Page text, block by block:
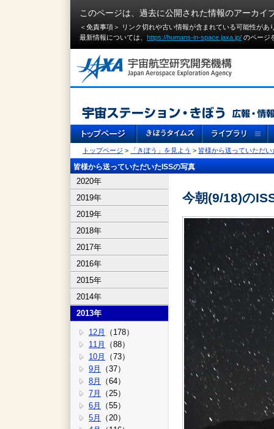
このページは、過去に公開された情報のアーカイ
＜免責事項＞ リンク切れや古い情報が含まれている可能性が
最新情報については、 https://humans-in-space.jaxa.jp/ のページ
トップページ > 「きぼう」を見よう > 皆様から送っていただい
皆様から送っていただいたISSの写真
2020年
2019年
2019年
2018年
2017年
2016年
2015年
2014年
2013年
12月
（178）
11月
（88）
10月
（73）
9月
（37）
8月
（64）
7月
（25）
6月
（55）
5月
（20）
今朝(9/18)の